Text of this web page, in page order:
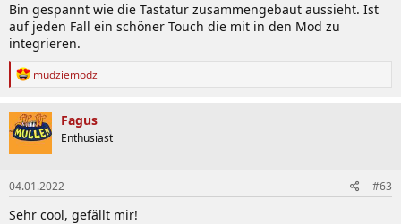
Bin gespannt wie die Tastatur zusammengebaut aussieht. Ist
auf jeden Fall ein schöner Touch die mit in den Mod zu
integrieren.
R
k
t
i
o
n
e
n
:
mudziemodz
Fagus
Enthusiast
04.01.2022 #63
Sehr cool, gefällt mir!